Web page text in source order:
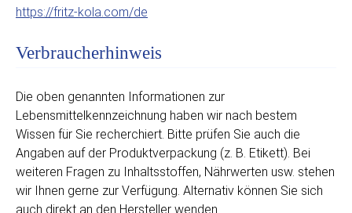
https://fritz-kola.com/de
Verbraucherhinweis
Die oben genannten Informationen zur
Lebensmittelkennzeichnung haben wir nach bestem
Wissen für Sie recherchiert. Bitte prüfen Sie auch die
Angaben auf der Produktverpackung (z. B. Etikett). Bei
weiteren Fragen zu Inhaltsstoffen, Nährwerten usw. stehen
wir Ihnen gerne zur Verfügung. Alternativ können Sie sich
auch direkt an den Hersteller wenden.